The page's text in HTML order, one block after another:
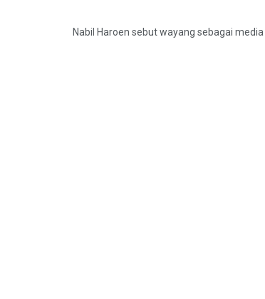
Nabil Haroen sebut wayang sebagai